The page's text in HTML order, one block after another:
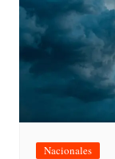
Nacionales